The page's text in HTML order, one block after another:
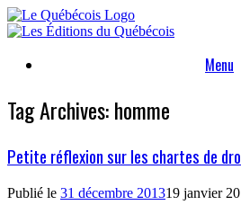
Skip
to
Menu
Tag Archives:homme
Petite réflexion sur les chartes de
Publié le 31 décembre 201319 janvier